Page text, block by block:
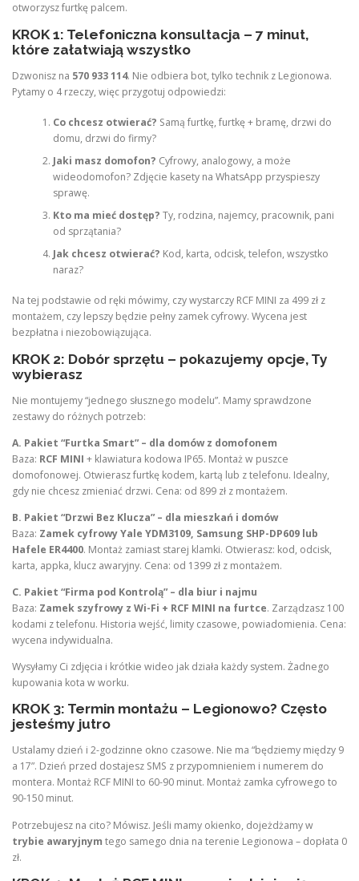
otworzysz furtkę palcem.
KROK 1: Telefoniczna konsultacja – 7 minut,
które załatwiają wszystko
Dzwonisz na 570 933 114. Nie odbiera bot, tylko technik z Legionowa.
Pytamy o 4 rzeczy, więc przygotuj odpowiedzi:
Co chcesz otwierać? Samą furtkę, furtkę + bramę, drzwi do
domu, drzwi do firmy?
Jaki masz domofon? Cyfrowy, analogowy, a może
wideodomofon? Zdjęcie kasety na WhatsApp przyspieszy
sprawę.
Kto ma mieć dostęp? Ty, rodzina, najemcy, pracownik, pani
od sprzątania?
Jak chcesz otwierać? Kod, karta, odcisk, telefon, wszystko
naraz?
Na tej podstawie od ręki mówimy, czy wystarczy RCF MINI za 499 zł z
montażem, czy lepszy będzie pełny zamek cyfrowy. Wycena jest
bezpłatna i niezobowiązująca.
KROK 2: Dobór sprzętu – pokazujemy opcje, Ty
wybierasz
Nie montujemy “jednego słusznego modelu”. Mamy sprawdzone
zestawy do różnych potrzeb:
A. Pakiet “Furtka Smart” – dla domów z domofonem
Baza: RCF MINI + klawiatura kodowa IP65. Montaż w puszce
domofonowej. Otwierasz furtkę kodem, kartą lub z telefonu. Idealny,
gdy nie chcesz zmieniać drzwi. Cena: od 899 zł z montażem.
B. Pakiet “Drzwi Bez Klucza” – dla mieszkań i domów
Baza: Zamek cyfrowy Yale YDM3109, Samsung SHP-DP609 lub
Hafele ER4400. Montaż zamiast starej klamki. Otwierasz: kod, odcisk,
karta, appka, klucz awaryjny. Cena: od 1399 zł z montażem.
C. Pakiet “Firma pod Kontrolą” – dla biur i najmu
Baza: Zamek szyfrowy z Wi-Fi + RCF MINI na furtce. Zarządzasz 100
kodami z telefonu. Historia wejść, limity czasowe, powiadomienia. Cena:
wycena indywidualna.
Wysyłamy Ci zdjęcia i krótkie wideo jak działa każdy system. Żadnego
kupowania kota w worku.
KROK 3: Termin montażu – Legionowo? Często
jesteśmy jutro
Ustalamy dzień i 2-godzinne okno czasowe. Nie ma “będziemy między 9
a 17”. Dzień przed dostajesz SMS z przypomnieniem i numerem do
montera. Montaż RCF MINI to 60-90 minut. Montaż zamka cyfrowego to
90-150 minut.
Potrzebujesz na cito? Mówisz. Jeśli mamy okienko, dojeżdżamy w
trybie awaryjnym tego samego dnia na terenie Legionowa – dopłata 0
zł.